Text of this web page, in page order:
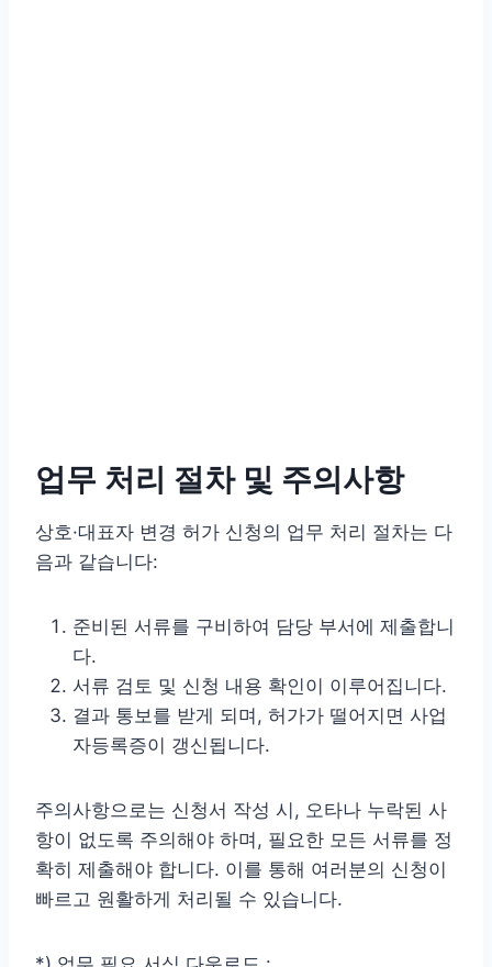
업무 처리 절차 및 주의사항
상호·대표자 변경 허가 신청의 업무 처리 절차는 다
음과 같습니다:
준비된 서류를 구비하여 담당 부서에 제출합니
다.
서류 검토 및 신청 내용 확인이 이루어집니다.
결과 통보를 받게 되며, 허가가 떨어지면 사업
자등록증이 갱신됩니다.
주의사항으로는 신청서 작성 시, 오타나 누락된 사
항이 없도록 주의해야 하며, 필요한 모든 서류를 정
확히 제출해야 합니다. 이를 통해 여러분의 신청이
빠르고 원활하게 처리될 수 있습니다.